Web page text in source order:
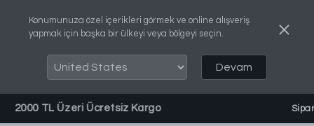
Konumunuza özel içerikleri görmek ve online alışveriş
yapmak için başka bir ülkeyi veya bölgeyi seçin.
Devam
Sipariş, Bilgi ve Destek Almak İçin: 0540 737 8460